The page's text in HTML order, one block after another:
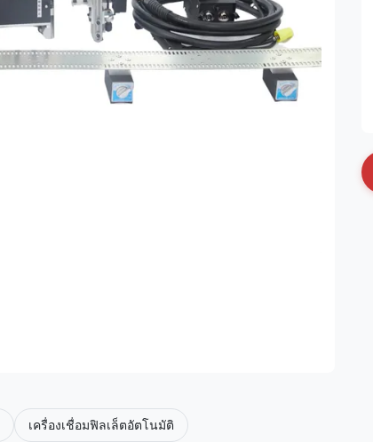
เครื่องเชื่อมฟิลเล็ตอัตโนมัติ